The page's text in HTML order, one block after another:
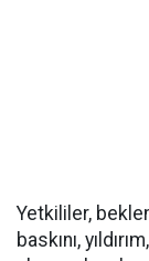
Yetkililer,
baskını,